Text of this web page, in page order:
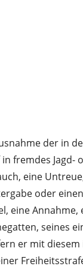
der in
fremdes Jagd-
eine
oder
eine Annahme,
seines
er mit diesem